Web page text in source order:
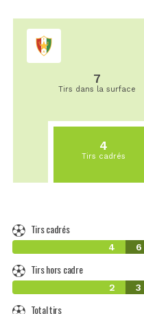
7
Tirs dans la surface
4
Tirs cadrés
Tirs cadrés
4 6
Tirs hors cadre
2 3
Total tirs